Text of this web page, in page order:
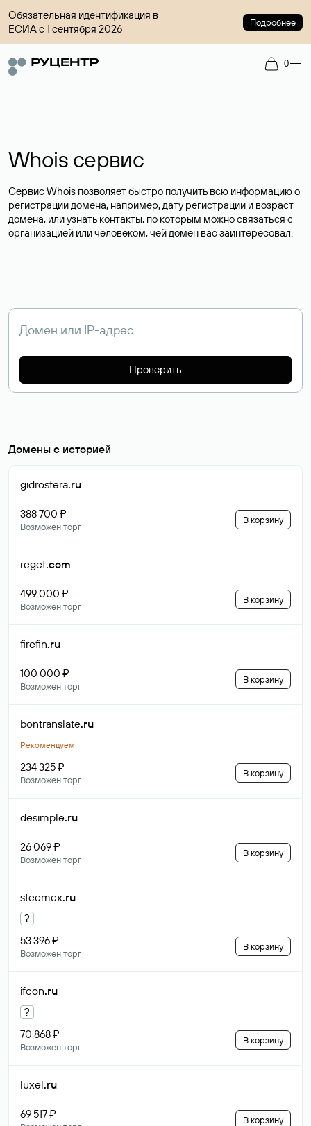
Обязательная идентификация в
ЕСИА с 1 сентября 2026
Подробнее
0
Whois сервис
Сервис Whois позволяет быстро получить всю информацию о
регистрации домена, например, дату регистрации и возраст
домена, или узнать контакты, по которым можно связаться с
организацией или человеком, чей домен вас заинтересовал.
Проверить
Домены с историей
gidrosfera.ru
388 700 ₽
Возможен торг
В корзину
reget.com
499 000 ₽
Возможен торг
В корзину
firefin.ru
100 000 ₽
Возможен торг
В корзину
bontranslate.ru
Рекомендуем
234 325 ₽
Возможен торг
В корзину
desimple.ru
26 069 ₽
Возможен торг
В корзину
steemex.ru
?
53 396 ₽
Возможен торг
В корзину
ifcon.ru
?
70 868 ₽
Возможен торг
В корзину
luxel.ru
69 517 ₽ В корзину